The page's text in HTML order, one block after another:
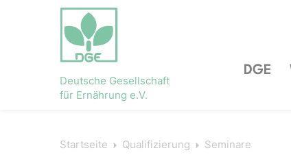
Deutsche Gesellschaft
für Ernährung e.V.
DGE
Startseite Qualifizierung Seminare